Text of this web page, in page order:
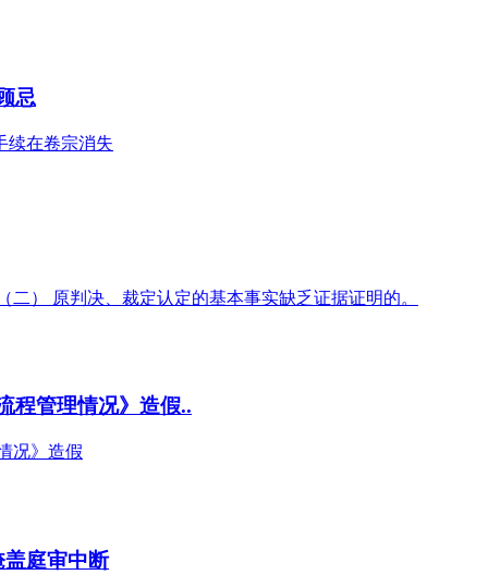
忌
在卷宗消失
） 原判决、裁定认定的基本事实缺乏证据证明的。
程管理情况》造假..
况》造假
庭审中断